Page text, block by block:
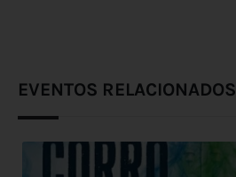
EVENTOS RELACIONADOS